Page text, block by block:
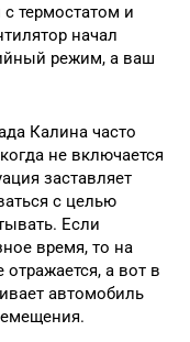
термостатом и
начал
режим, а ваш
Калина часто
не включается
заставляет
с целью
Если
время, то на
а вот в
автомобиль